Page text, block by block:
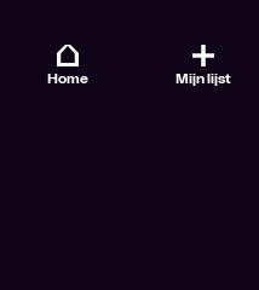
Home Mijn lijst